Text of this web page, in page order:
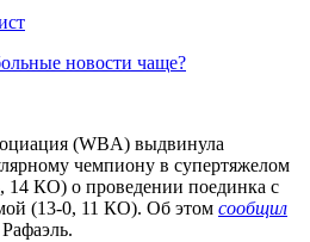
новости чаще?
(WBA) выдвинула
чемпиону в супертяжелом
14 КО) о проведении поединка с
(13-0, 11 КО). Об этом сообщил